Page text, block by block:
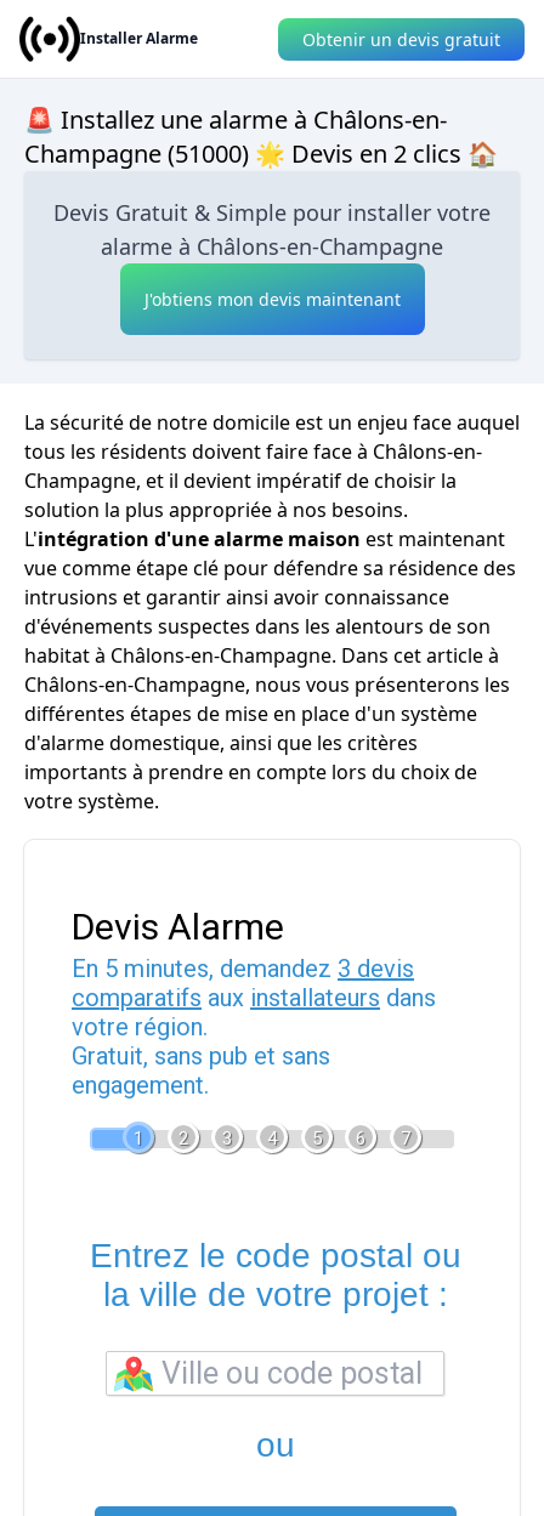
Installer Alarme Obtenir un devis gratuit
🚨 Installez une alarme à Châlons-en-
Champagne (51000) 🌟 Devis en 2 clics 🏠
Devis Gratuit & Simple pour installer votre
alarme à Châlons-en-Champagne
J'obtiens mon devis maintenant
La sécurité de notre domicile est un enjeu face auquel
tous les résidents doivent faire face à Châlons-en-
Champagne, et il devient impératif de choisir la
solution la plus appropriée à nos besoins.
L'intégration d'une alarme maison est maintenant
vue comme étape clé pour défendre sa résidence des
intrusions et garantir ainsi avoir connaissance
d'événements suspectes dans les alentours de son
habitat à Châlons-en-Champagne. Dans cet article à
Châlons-en-Champagne, nous vous présenterons les
différentes étapes de mise en place d'un système
d'alarme domestique, ainsi que les critères
importants à prendre en compte lors du choix de
votre système.
Devis Alarme
En 5 minutes, demandez 3 devis
comparatifs aux installateurs dans
votre région.
Gratuit, sans pub et sans
engagement.
1 2 3 4 5 6 7
Entrez le code postal ou
la ville de votre projet :
ou